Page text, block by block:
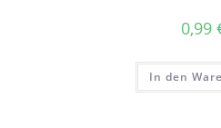
0,99
In den